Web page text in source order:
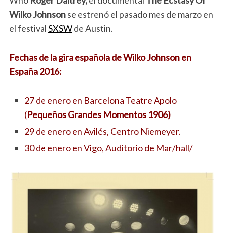
Wilko Johnsonse estrenó el pasado mes de marzo en
el festivalSXSWde Austin.
Fechas de la gira española de Wilko Johnson en
España 2016:
27 de enero en Barcelona Teatre Apolo
(Pequeños Grandes Momentos 1906)
29 de enero en Avilés, Centro Niemeyer.
30 de enero en Vigo, Auditorio de Mar/hall/